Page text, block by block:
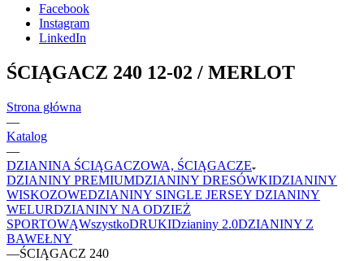
Facebook
Instagram
LinkedIn
ŚCIĄGACZ 240 12-02 / MERLOT
Strona główna
—
Katalog
—
DZIANINA ŚCIĄGACZOWA, ŚCIĄGACZE
DZIANINY PREMIUMDZIANINY DRESÓWKIDZIANINY
WISKOZOWEDZIANINY SINGLE JERSEY DZIANINY
WELURDZIANINY NA ODZIEŻ
SPORTOWĄWszystkoDRUKIDzianiny 2.0DZIANINY Z
BAWEŁNY
—ŚCIĄGACZ 240